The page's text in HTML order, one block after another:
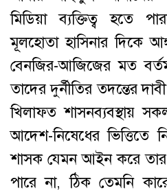
মিডিয়া ব্যক্তিত্ব হতে
মূলহোতা হাসিনার দিকে
বেনজির-আজিজের মত
তাদের দুর্নীতির তদন্তের
খিলাফত শাসনব্যবস্থায়
আদেশ-নিষেধের ভিত্তিতে
শাসক যেমন আইন করে তার
পারে না, ঠিক তেমনি